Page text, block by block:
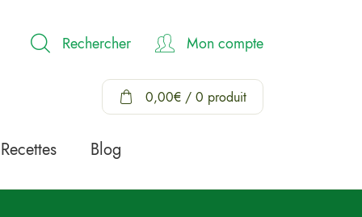
Rechercher Mon compte
Recettes Blog
0,00€ / 0 produit